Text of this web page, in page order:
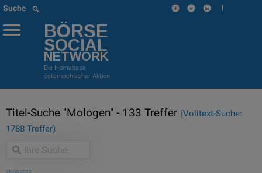
Suche |
BÖRSE
SOCIAL
NETWORK
Die Homebase
österreichischer Aktien
Titel-Suche "Mologen" - 133 Treffer (Volltext-Suche:
1788 Treffer)